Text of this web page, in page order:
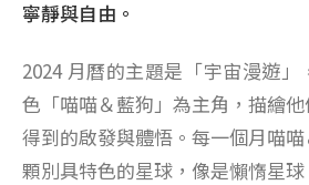
寧靜與自由。
2024 月曆的主題是「宇宙漫遊
色「喵喵＆藍狗」為主角，描繪
得到的啟發與體悟。每一個月喵
顆別具特色的星球，像是懶惰星